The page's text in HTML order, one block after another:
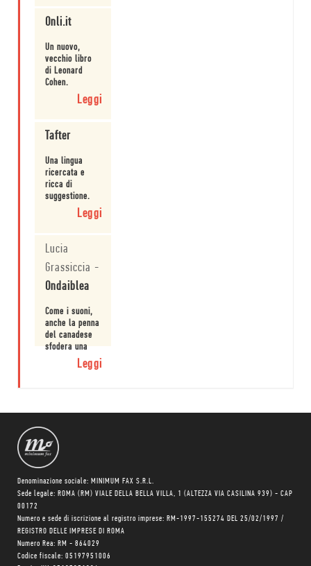
di
Cohen.
Onli.it
Un nuovo,
vecchio libro
di Leonard
Cohen.
Leggi
Tafter
Una lingua
ricercata e
ricca di
suggestione.
Leggi
Lucia
Grassiccia -
Ondaiblea
Come i suoni,
anche la penna
del canadese
sfodera una
tenera ma poi
riadattato alla
carne, perché
lombra fa
parte dei
corpi.
Leggi
Denominazione sociale: MINIMUM FAX S.R.L.
Sede legale: ROMA (RM) VIALE DELLA BELLA VILLA, 1 (ALTEZZA VIA CASILINA 939) - CAP
00172
Numero e sede di iscrizione al registro imprese: RM-1997-155274 DEL 25/02/1997 /
REGISTRO DELLE IMPRESE DI ROMA
Numero Rea: RM - 864029
Codice fiscale: 05197951006